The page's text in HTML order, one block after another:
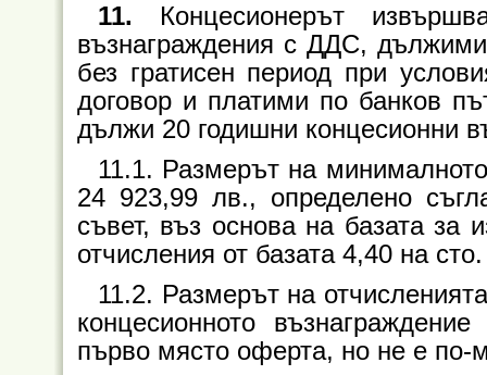
11. Концесионерът
възнаграждения с ДДС, дължими
без гратисен период при
договор и платими по банков
дължи 20 годишни концесионни
11.1. Размерът на
24 923,99 лв., определено
съвет, въз основа на базата за
отчисления от базата 4,40 на сто.
11.2. Размерът на
концесионното
първо място оферта, но не е по-